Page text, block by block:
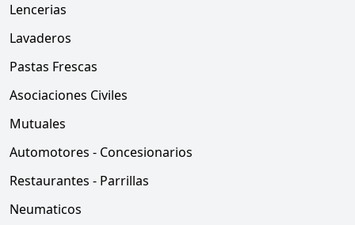
Lencerias
Lavaderos
Pastas Frescas
Asociaciones Civiles
Mutuales
Automotores - Concesionarios
Restaurantes - Parrillas
Neumaticos